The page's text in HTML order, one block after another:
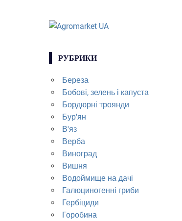
РУБРИКИ
Береза
Бобові, зелень і капуста
Бордюрні троянди
Бур'ян
В'яз
Верба
Виноград
Вишня
Водоймище на дачі
Галюциногенні гриби
Гербіциди
Горобина